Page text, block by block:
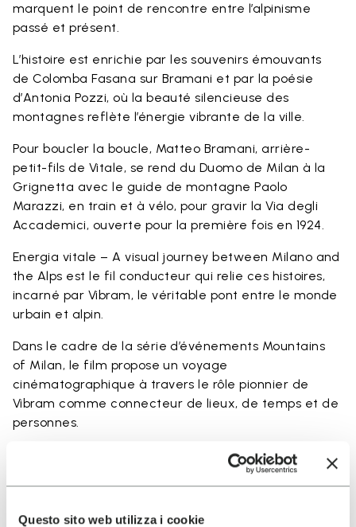
Questo sito web utilizza i cookie
marquent le point de rencontre entre l’alpinisme
passé et présent.
L’histoire est enrichie par les souvenirs émouvants
de Colomba Fasana sur Bramani et par la poésie
d’Antonia Pozzi, où la beauté silencieuse des
montagnes reflète l’énergie vibrante de la ville.
Pour boucler la boucle, Matteo Bramani, arrière-
petit-fils de Vitale, se rend du Duomo de Milan à la
Grignetta avec le guide de montagne Paolo
Marazzi, en train et à vélo, pour gravir la Via degli
Accademici, ouverte pour la première fois en 1924.
Energia vitale – A visual journey between Milano and
the Alps est le fil conducteur qui relie ces histoires,
incarné par Vibram, le véritable pont entre le monde
urbain et alpin.
Dans le cadre de la série d’événements Mountains
of Milan, le film propose un voyage
cinématographique à travers le rôle pionnier de
Vibram comme connecteur de lieux, de temps et de
personnes.